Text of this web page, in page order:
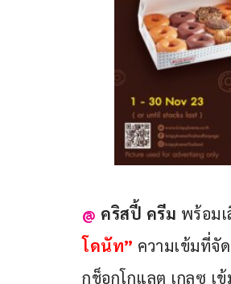
@ คริสปี้ ครีม พร้อม
โดนัท” ความเข้มที่จั
กช็อกโกแลต เกลซ เ